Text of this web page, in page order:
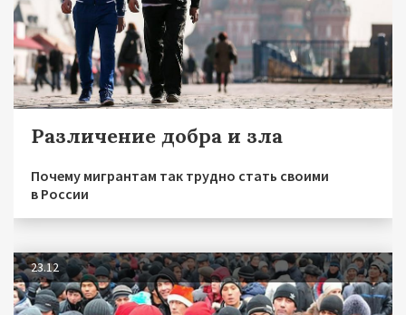
Различение добра и зла
Почему мигрантам так трудно стать своими
в России
23.12